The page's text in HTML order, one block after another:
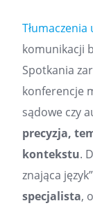
Tłumaczenia
komunikacji
Spotkania
konferencje
sądowe czy
precyzja,
kontekstu.
znająca
specjalista,